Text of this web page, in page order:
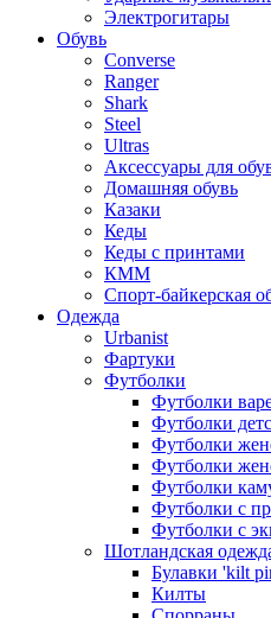
Электрогитары
Обувь
Converse
Ranger
Shark
Steel
Ultras
Аксессуары для
Домашняя обувь
Казаки
Кеды
Кеды с принтами
КММ
Спорт-байкерская
Одежда
Urbanist
Фартуки
Футболки
Футболки
Футболки
Футболки
Футболки
Футболки
Футболки с
Футболки с
Шотландская
Булавки 'kilt
Килты